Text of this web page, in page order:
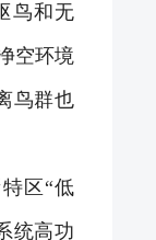
鸟和无
空环境
鸟群也
区“低
统高功